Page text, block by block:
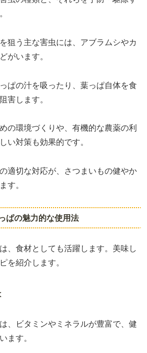
狙う主な害虫には、アブラムシやカ
がいます。
ぱの汁を吸ったり、葉っぱ自体を食
害します。
の環境づくりや、有機的な農薬の利
い対策も効果的です。
適切な対応が、さつまいもの健やか
す。
ぱの魅力的な使用法
、食材としても活躍します。美味し
を紹介します。
、ビタミンやミネラルが豊富で、健
ます。